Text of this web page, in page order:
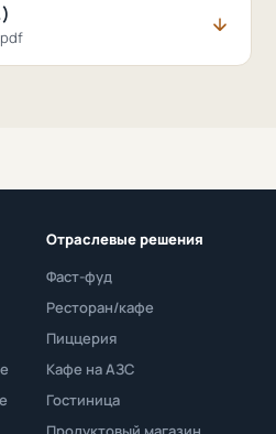
Отраслевые решения
Фаст-фуд
Ресторан/кафе
Пиццерия
Кафе на АЗС
Гостиница